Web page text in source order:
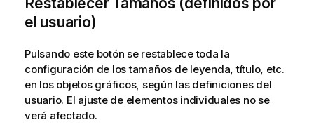
el usuario)
Pulsando este botón se restablece toda la
configuración de los tamaños de leyenda, título, etc.
en los objetos gráficos, según las definiciones del
usuario. El ajuste de elementos individuales no se
verá afectado.